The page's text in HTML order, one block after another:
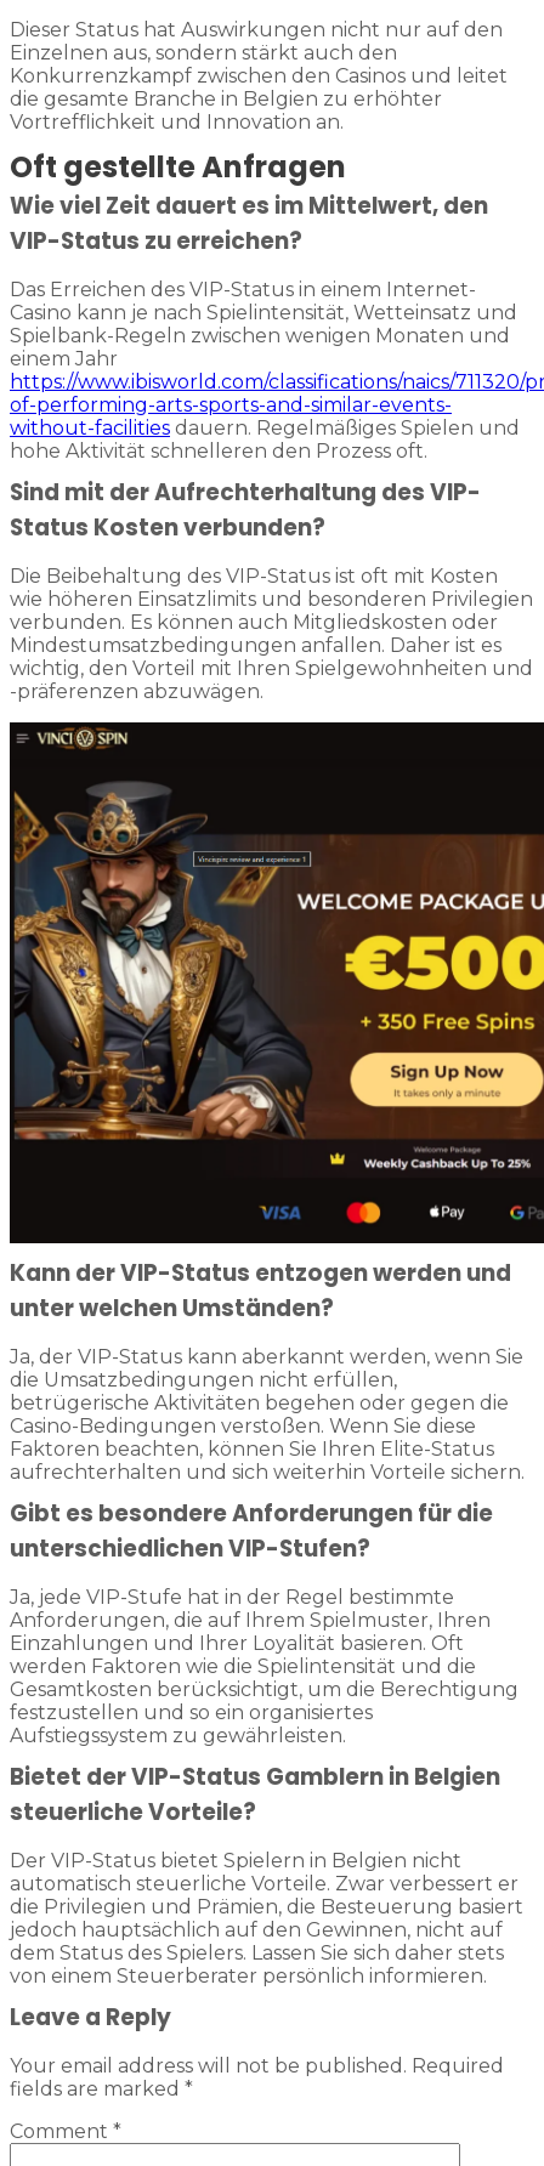
Dieser Status hat Auswirkungen nicht nur auf den
Einzelnen aus, sondern stärkt auch den
Konkurrenzkampf zwischen den Casinos und leitet
die gesamte Branche in Belgien zu erhöhter
Vortrefflichkeit und Innovation an.
Oft gestellte Anfragen
Wie viel Zeit dauert es im Mittelwert, den
VIP-Status zu erreichen?
Das Erreichen des VIP-Status in einem Internet-
Casino kann je nach Spielintensität, Wetteinsatz und
Spielbank-Regeln zwischen wenigen Monaten und
einem Jahr
https://www.ibisworld.com/classifications/naics/711320/
of-performing-arts-sports-and-similar-events-
without-facilities dauern. Regelmäßiges Spielen und
hohe Aktivität schnelleren den Prozess oft.
Sind mit der Aufrechterhaltung des VIP-
Status Kosten verbunden?
Die Beibehaltung des VIP-Status ist oft mit Kosten
wie höheren Einsatzlimits und besonderen Privilegien
verbunden. Es können auch Mitgliedskosten oder
Mindestumsatzbedingungen anfallen. Daher ist es
wichtig, den Vorteil mit Ihren Spielgewohnheiten und
-präferenzen abzuwägen.
Kann der VIP-Status entzogen werden und
unter welchen Umständen?
Ja, der VIP-Status kann aberkannt werden, wenn Sie
die Umsatzbedingungen nicht erfüllen,
betrügerische Aktivitäten begehen oder gegen die
Casino-Bedingungen verstoßen. Wenn Sie diese
Faktoren beachten, können Sie Ihren Elite-Status
aufrechterhalten und sich weiterhin Vorteile sichern.
Gibt es besondere Anforderungen für die
unterschiedlichen VIP-Stufen?
Ja, jede VIP-Stufe hat in der Regel bestimmte
Anforderungen, die auf Ihrem Spielmuster, Ihren
Einzahlungen und Ihrer Loyalität basieren. Oft
werden Faktoren wie die Spielintensität und die
Gesamtkosten berücksichtigt, um die Berechtigung
festzustellen und so ein organisiertes
Aufstiegssystem zu gewährleisten.
Bietet der VIP-Status Gamblern in Belgien
steuerliche Vorteile?
Der VIP-Status bietet Spielern in Belgien nicht
automatisch steuerliche Vorteile. Zwar verbessert er
die Privilegien und Prämien, die Besteuerung basiert
jedoch hauptsächlich auf den Gewinnen, nicht auf
dem Status des Spielers. Lassen Sie sich daher stets
von einem Steuerberater persönlich informieren.
Leave a Reply
Your email address will not be published. Required
fields are marked *
Comment *